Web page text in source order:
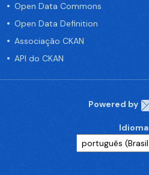
Open Data Commons
Open Data Definition
Associação CKAN
API do CKAN
Powered by
Idioma